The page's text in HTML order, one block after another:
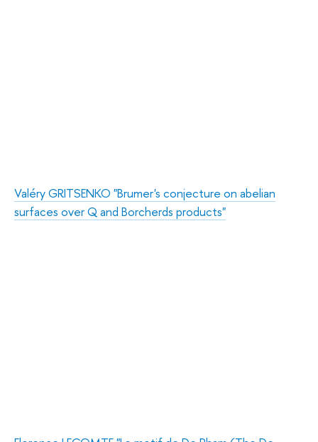
Valéry GRITSENKO "Brumer's conjecture on abelian
surfaces over Q and Borcherds products"